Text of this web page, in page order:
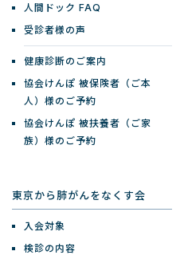
人間ドック FAQ
受診者様の声
健康診断のご案内
協会けんぽ 被保険者（ご本
人）様のご予約
協会けんぽ 被扶養者（ご家
族）様のご予約
東京から肺がんをなくす会
入会対象
検診の内容